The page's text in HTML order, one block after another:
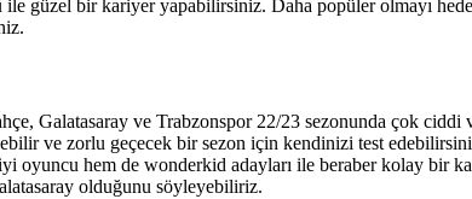
güzel bir kariyer yapabilirsiniz. Daha popüler olmayı
Galatasaray ve Trabzonspor 22/23 sezonunda çok
ve zorlu geçecek bir sezon için kendinizi test
oyuncu hem de wonderkid adayları ile beraber kolay bir
olduğunu söyleyebiliriz.